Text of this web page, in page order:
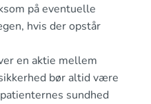
på eventuelle
hvis der opstår
en aktie mellem
bør altid være
sundhed